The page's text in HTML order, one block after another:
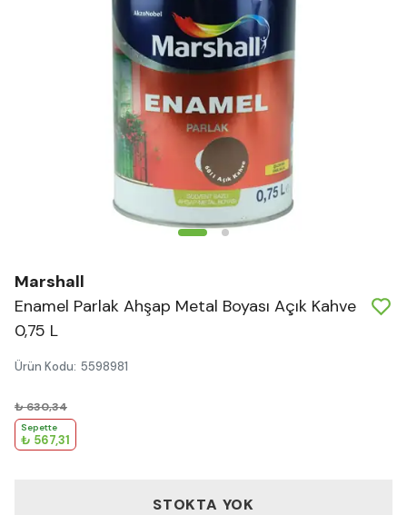
Marshall
Enamel Parlak Ahşap Metal Boyası Açık Kahve
0,75 L
Ürün Kodu: 5598981
₺ 630,34
Sepette
₺ 567,31
STOKTA YOK